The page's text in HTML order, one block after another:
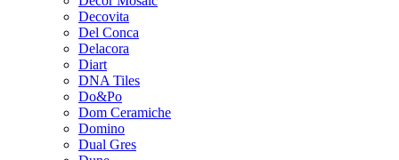
Decovita
Del Conca
Delacora
Diart
DNA Tiles
Do&Po
Dom Ceramiche
Domino
Dual Gres